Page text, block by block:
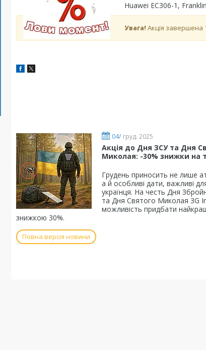
Huawei EC306-1,
Увага! Акція завершена
04/ груд. 2025
Акція до Дня ЗСУ та Дня
Миколая: -30% знижки на
Грудень приносить не лише
а й особливі дати, важливі
українця. На честь Дня
та Дня Святого Миколая 3G
можливість придбати
знижкою 30%.
Повна версія новини